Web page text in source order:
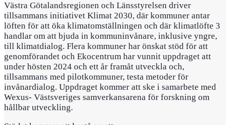
Västra Götalandsregionen och Länsstyrelsen driver
tillsammans initiativet Klimat 2030, där kommuner antar
löften för att öka klimatomställningen och där klimatlöfte 3
handlar om att bjuda in kommuninvånare, inklusive yngre,
till klimatdialog. Flera kommuner har önskat stöd för att
genomförandet och Ekocentrum har vunnit uppdraget att
under hösten 2024 och ett år framåt utveckla och,
tillsammans med pilotkommuner, testa metoder för
invånardialog. Uppdraget kommer att ske i samarbete med
Wexus- Västsveriges samverkansarena för forskning om
hållbar utveckling.